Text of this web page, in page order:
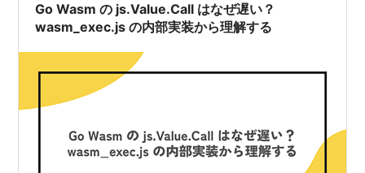
Go Wasm の js.Value.Call はなぜ遅い？
wasm_exec.js の内部実装から理解する